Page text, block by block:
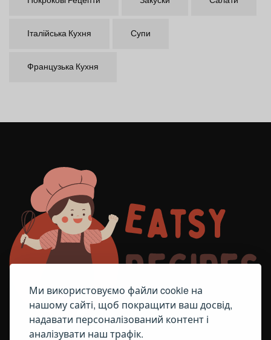
Ми використовуємо файли cookie на
нашому сайті, щоб покращити ваш досвід,
надавати персоналізований контент і
аналізувати наш трафік.
Італійська Кухня Супи
Французька Кухня